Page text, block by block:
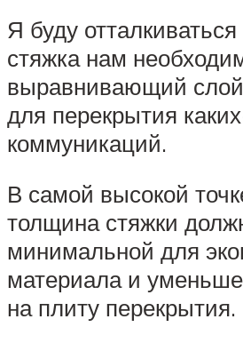
Я буду отталкиваться
стяжка нам
выравнивающий
для перекрытия
коммуникаций.
В самой высокой
толщина стяжки
минимальной для
материала и
на плиту перекрытия.